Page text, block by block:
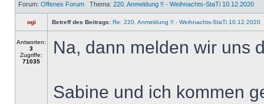
Forum: Offenes Forum Thema: 220. Anmeldung !! - Weihnachts-StaTi 10.12.2020
ogi Betreff des Beitrags: Re: 220. Anmeldung !! - Weihnachts-StaTi 10.12.2020
Antworten:
3
Zugriffe:
71035
Na, dann melden wir uns
Sabine und ich kommen